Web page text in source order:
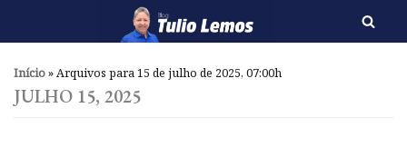
para
o
Início»Arquivos para 15 de julho de 2025, 07:00h
JULHO 15, 2025